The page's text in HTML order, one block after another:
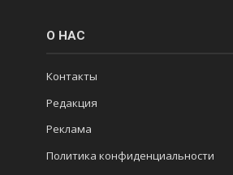
О НАС
Контакты
Редакция
Реклама
Политика конфиденциальности